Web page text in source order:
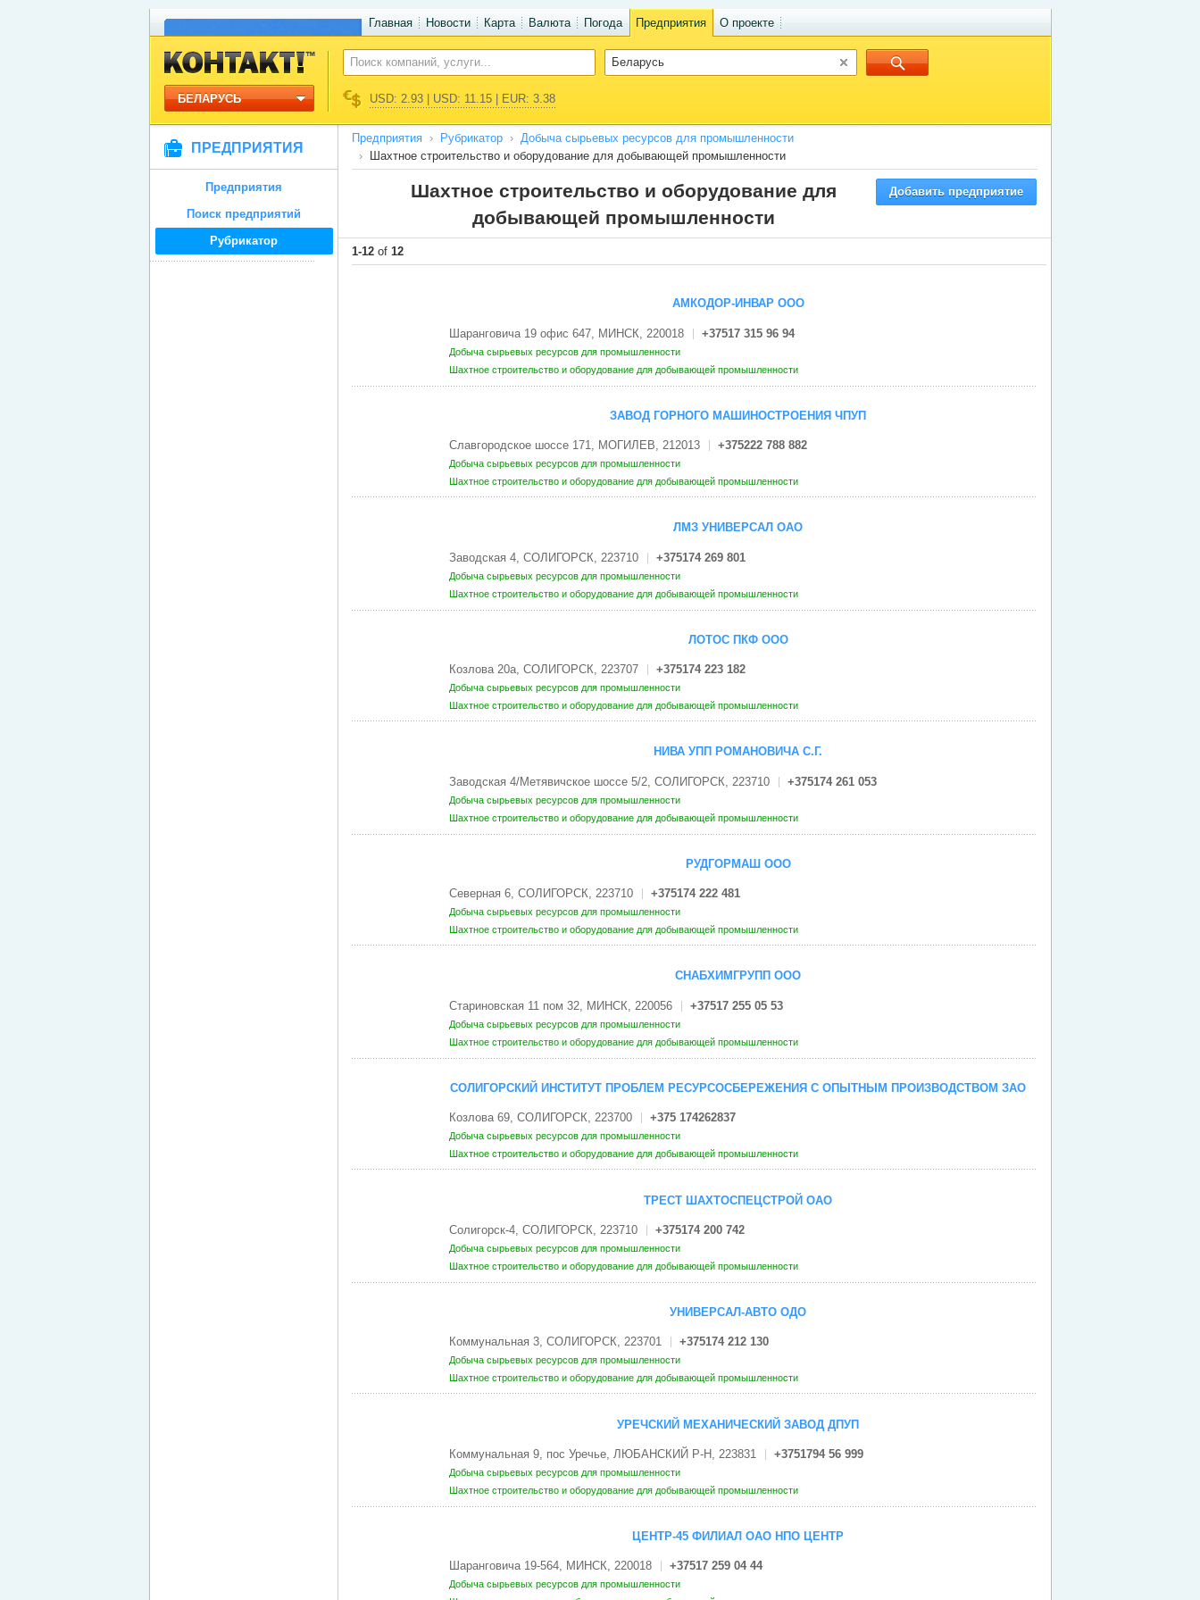
Главная Новости Карта Валюта Погода Предприятия О проекте
БЕЛАРУСЬ USD: 2.93 | USD: 11.15 | EUR: 3.38
ПРЕДПРИЯТИЯ
Предприятия
Поиск предприятий
Рубрикатор
Предприятия Рубрикатор
Добыча сырьевых ресурсов для промышленности
Шахтное строительство и оборудование для добывающей промышленности
Шахтное строительство и оборудование для
добывающей промышленности
Добавить предприятие
1-12of 12
АМКОДОР-ИНВАР ООО
Шаранговича 19 офис 647, МИНСК, 220018 +37517 315 96 94
Добыча сырьевых ресурсов для промышленности
Шахтное строительство и оборудование для добывающей промышленности
ЗАВОД ГОРНОГО МАШИНОСТРОЕНИЯ ЧПУП
Славгородское шоссе 171, МОГИЛЕВ, 212013 +375222 788 882
Добыча сырьевых ресурсов для промышленности
Шахтное строительство и оборудование для добывающей промышленности
ЛМЗ УНИВЕРСАЛ ОАО
Заводская 4, СОЛИГОРСК, 223710 +375174 269 801
Добыча сырьевых ресурсов для промышленности
Шахтное строительство и оборудование для добывающей промышленности
ЛОТОС ПКФ ООО
Козлова 20а, СОЛИГОРСК, 223707 +375174 223 182
Добыча сырьевых ресурсов для промышленности
Шахтное строительство и оборудование для добывающей промышленности
НИВА УПП РОМАНОВИЧА С.Г.
Заводская 4/Метявичское шоссе 5/2, СОЛИГОРСК, 223710 +375174 261 053
Добыча сырьевых ресурсов для промышленности
Шахтное строительство и оборудование для добывающей промышленности
РУДГОРМАШ ООО
Cеверная 6, СОЛИГОРСК, 223710 +375174 222 481
Добыча сырьевых ресурсов для промышленности
Шахтное строительство и оборудование для добывающей промышленности
СНАБХИМГРУПП ООО
Стариновская 11 пом 32, МИНСК, 220056 +37517 255 05 53
Добыча сырьевых ресурсов для промышленности
Шахтное строительство и оборудование для добывающей промышленности
СОЛИГОРСКИЙ ИНСТИТУТ ПРОБЛЕМ РЕСУРСОСБЕРЕЖЕНИЯ С ОПЫТНЫМ ПРОИЗВОДСТВОМ ЗАО
Козлова 69, СОЛИГОРСК, 223700 +375 174262837
Добыча сырьевых ресурсов для промышленности
Шахтное строительство и оборудование для добывающей промышленности
ТРЕСТ ШАХТОСПЕЦСТРОЙ ОАО
Солигорск-4, СОЛИГОРСК, 223710 +375174 200 742
Добыча сырьевых ресурсов для промышленности
Шахтное строительство и оборудование для добывающей промышленности
УНИВЕРСАЛ-АВТО ОДО
Коммунальная 3, СОЛИГОРСК, 223701 +375174 212 130
Добыча сырьевых ресурсов для промышленности
Шахтное строительство и оборудование для добывающей промышленности
УРЕЧСКИЙ МЕХАНИЧЕСКИЙ ЗАВОД ДПУП
Коммунальная 9, пос Уречье, ЛЮБАНСКИЙ Р-Н, 223831 +3751794 56 999
Добыча сырьевых ресурсов для промышленности
Шахтное строительство и оборудование для добывающей промышленности
ЦЕНТР-45 ФИЛИАЛ ОАО НПО ЦЕНТР
Шаранговича 19-564, МИНСК, 220018 +37517 259 04 44
Добыча сырьевых ресурсов для промышленности